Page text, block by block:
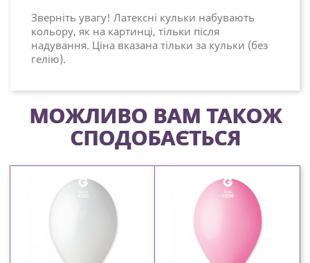
Зверніть увагу! Латексні кульки набувають
кольору, як на картинці, тільки після
надування. Ціна вказана тільки за кульки (без
гелію).
МОЖЛИВО ВАМ ТАКОЖ
СПОДОБАЄТЬСЯ